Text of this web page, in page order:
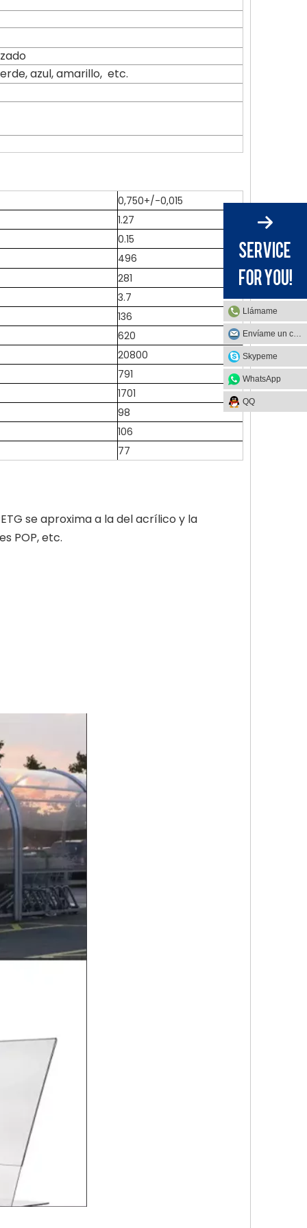
azul, amarillo, etc.
0,750+/-0,015
1.27
0.15
496
281
3.7
136
620
20800
791
1701
98
106
77
se aproxima a la del acrílico y la
POP, etc.
Llámame
Skypeme
WhatsApp
QQ